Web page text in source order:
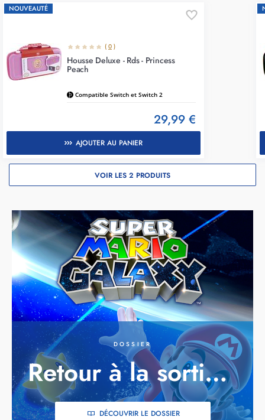
NOUVEAUTÉ
( 0 )
Housse Deluxe - Rds - Princess
Peach
Compatible Switch et Switch 2
29,99 €
AJOUTER AU PANIER
VOIR LES 2 PRODUITS
DOSSIER
Retour à la sortie de Super Mario Galaxy
DÉCOUVRIR LE DOSSIER